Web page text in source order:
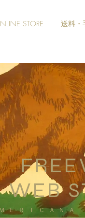
STORE 送料・
WEB
ＥＲＩＣＡＮＡ